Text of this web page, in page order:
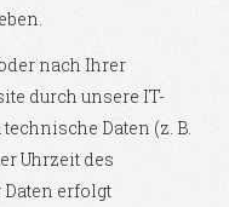
nach Ihrer
durch unsere IT-
Daten (z. B.
Uhrzeit des
Daten erfolgt